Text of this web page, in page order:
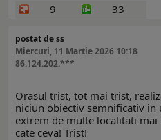
9
33
postat de ss
Miercuri, 11 Martie 2026 10:18
86.124.202.***
Orasul trist, tot mai trist,
niciun obiectiv semnificativ
extrem de multe localitati
cate ceva! Trist!